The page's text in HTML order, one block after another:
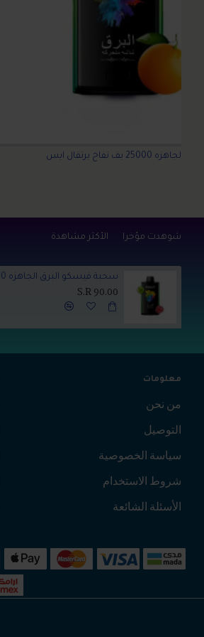
سحبة فيسكو البرق الجاهزه 25000 بف عنب اسود
شوهدت مؤخراً الأكثر مشاهدة
S.R 90.00
معلومات
من نحن
التوصيل
سياسة الخصوصية
شروط الاستخدام
الأسئلة الشائعة